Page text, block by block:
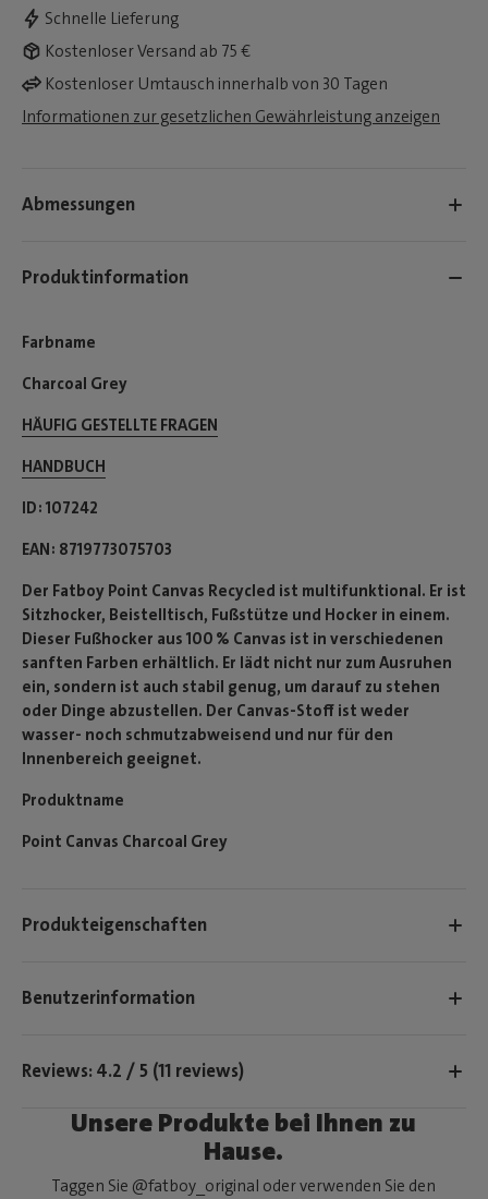
Schnelle Lieferung
Kostenloser Versand ab 75 €
Kostenloser Umtausch innerhalb von 30 Tagen
Informationen zur gesetzlichen Gewährleistung anzeigen
Abmessungen
Produktinformation
Farbname
Charcoal Grey
HÄUFIG GESTELLTE FRAGEN
HANDBUCH
ID 107242
EAN 8719773075703
Der Fatboy Point Canvas Recycled ist multifunktional. Er ist
Sitzhocker, Beistelltisch, Fußstütze und Hocker in einem.
Dieser Fußhocker aus 100 % Canvas ist in verschiedenen
sanften Farben erhältlich. Er lädt nicht nur zum Ausruhen
ein, sondern ist auch stabil genug, um darauf zu stehen
oder Dinge abzustellen. Der Canvas-Stoff ist weder
wasser- noch schmutzabweisend und nur für den
Innenbereich geeignet.
Produktname
Point Canvas Charcoal Grey
Produkteigenschaften
Benutzerinformation
Reviews: 4.2 / 5 (11 reviews)
Unsere Produkte bei Ihnen zu
Hause.
Taggen Sie @fatboy_original oder verwenden Sie den